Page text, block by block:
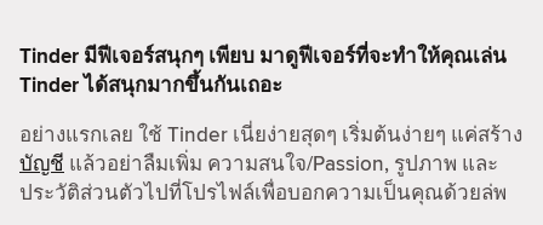
Tinder มีฟีเจอร์สนุกๆ เพียบ มาดูฟีเจอร์ที่จะทำให้คุณเล่น
Tinder ได้สนุกมากขึ้นกันเถอะ
อย่างแรกเลย ใช้ Tinder เนี่ยง่ายสุดๆ เริ่มต้นง่ายๆ แค่สร้าง
บัญชี แล้วอย่าลืมเพิ่ม ความสนใจ/Passion, รูปภาพ และ
ประวัติส่วนตัวไปที่โปรไฟล์เพื่อบอกความเป็นคุณด้วยล่พ